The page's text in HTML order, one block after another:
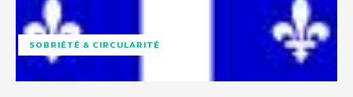
SOBRIÉTÉ & CIRCULARITÉ